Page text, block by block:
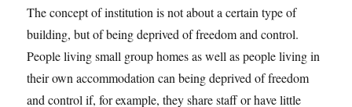
The concept of institution is not about a certain type of
building, but of being deprived of freedom and control.
People living small group homes as well as people living in
their own accommodation can being deprived of freedom
and control if, for example, they share staff or have little